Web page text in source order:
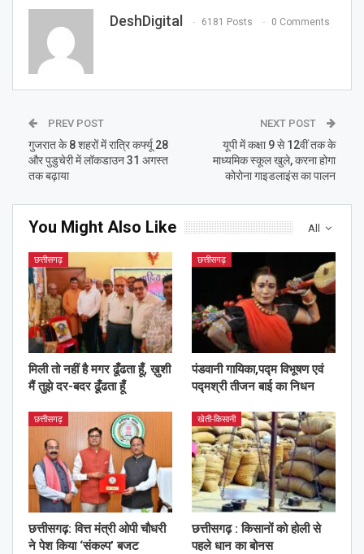
DeshDigital 6181 Posts 0 Comments
PREV POST
गुजरात के 8 शहरों में रात्रि कर्फ्यू 28
और पुडुचेरी में लॉकडाउन 31 अगस्त
तक बढ़ाया
NEXT POST
यूपी में कक्षा 9 से 12वीं तक के
माध्यमिक स्कूल खुले, करना होगा
कोरोना गाइडलाइंस का पालन
All
You Might Also Like
छत्तीसगढ़
मिली तो नहीं है मगर ढूँढता हूँ, ख़ुशी
मैं तुझे दर-बदर ढूँढता हूँ
छत्तीसगढ़
पंडवानी गायिका,पद्म विभूषण एवं
पद्मश्री तीजन बाई का निधन
छत्तीसगढ़
छत्तीसगढ़: वित्त मंत्री ओपी चौधरी
ने पेश किया ‘संकल्प’ बजट
खेती-किसानी
छत्तीसगढ़ : किसानों को होली से
पहले धान का बोनस